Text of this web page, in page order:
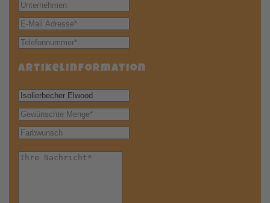
Artikelinformation